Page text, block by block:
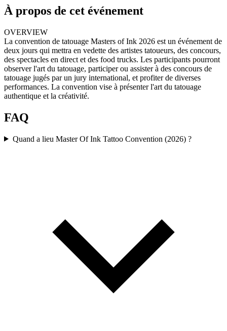
À propos de cet événement
OVERVIEW
La convention de tatouage Masters of Ink 2026 est un événement de
deux jours qui mettra en vedette des artistes tatoueurs, des concours,
des spectacles en direct et des food trucks. Les participants pourront
observer l'art du tatouage, participer ou assister à des concours de
tatouage jugés par un jury international, et profiter de diverses
performances. La convention vise à présenter l'art du tatouage
authentique et la créativité.
FAQ
Quand a lieu Master Of Ink Tattoo Convention (2026) ?